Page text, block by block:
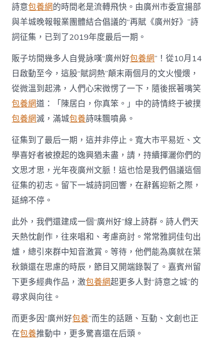
app！
《廣
州
年
最
后
一
期
投
了〉
中
詩意包養網的時間老是流轉飛快。由廣州市委宣揚部
與羊城晚報報業團體結合倡議的“再賦《廣州好》”詩
詞征集，已到了2019年度最后一期。
販子坊間幾多人自覺詠嘆“廣州好包養網”！從10月14
日啟動至今，這股“賦詞熱”顛末兩個月的文火慢煨，
從微溫到起沸，人們心宋微愣了一下，隨後抿著嘴笑
包養網道：「陳居白，你真笨。」中的詩情終于被撲
包養網滅，滿城包養詩味飄噴鼻。
征集到了最后一期，這并非停止。寬大市平易近、文
學喜好者被撩起的逸興猶未盡，請，持續揮灑你們的
文思才思，光年夜廣州文脈！這也恰是我們倡議這個
征集的初志。留下一城詩詞回響，在辭舊迎新之際，
延綿不停。
此外，我們還建成一個“廣州好”線上詩群。詩人們天
天熱忱創作，往來唱和、考慮商討。常常雅詞佳句出
爐，總引來群中知音激賞。等待，他們能為廣就在葉
秋鎖還在思慮的時辰，節目又開端錄製了。嘉賓州留
下更多經典作品，激包養網起更多人對“詩意之城”的
尋求與向往。
而更多因“廣州好包養”而生的話題、互動、文創也正
在包養推動中，更多驚喜還在后頭。